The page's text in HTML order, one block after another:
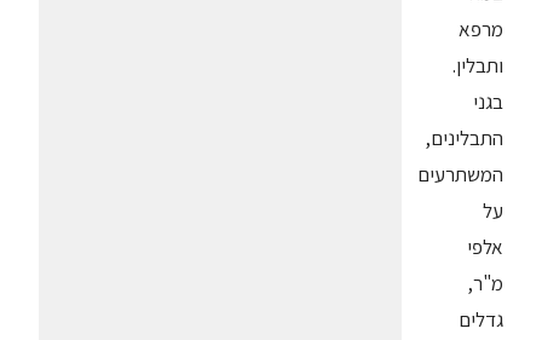
מרפא
ותבלין.
בגני
התבלינים,
המשתרעים
על
אלפי
מ"ר,
גדלים